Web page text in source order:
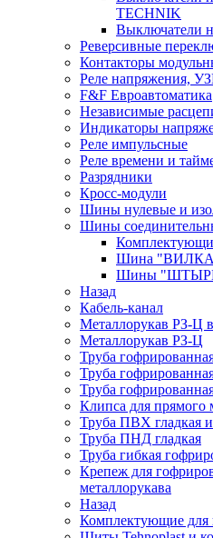
TECHNIK
Выключатели
Реверсивные
Контакторы
Реле напряжения,
F&F Евроавтоматика
Независимые
Индикаторы
Реле импульсные
Реле времени и
Разрядники
Кросс-модули
Шины нулевые и
Шины
Шина
Шины
Назад
Кабель-канал
Металлорукав РЗ-Ц
Металлорукав РЗ-Ц
Труба
Труба
Труба
Клипса для прямого
Труба ПВХ гладкая
Труба ПНД гладкая
Труба гибкая
Крепеж для
металлорукава
Назад
Комплектующие для